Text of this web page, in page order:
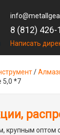
8 (812) 426-
Написать
/
5,0 *7
крупным оптом